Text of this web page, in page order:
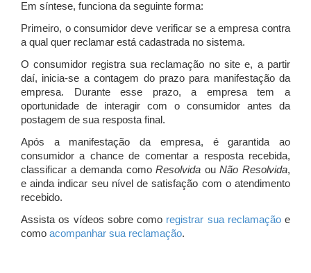
Em síntese, funciona da seguinte forma:
Primeiro, o consumidor deve verificar se a empresa contra
a qual quer reclamar está cadastrada no sistema.
O consumidor registra sua reclamação no site e, a partir
daí, inicia-se a contagem do prazo para manifestação da
empresa. Durante esse prazo, a empresa tem a
oportunidade de interagir com o consumidor antes da
postagem de sua resposta final.
Após a manifestação da empresa, é garantida ao
consumidor a chance de comentar a resposta recebida,
classificar a demanda comoResolvida ouNão Resolvida,
e ainda indicar seu nível de satisfação com o atendimento
recebido.
Assista os vídeos sobre como registrar sua reclamaçãoe
como acompanhar sua reclamação.